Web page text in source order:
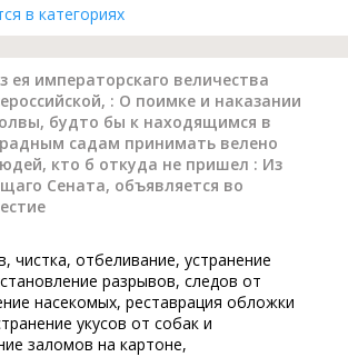
в категориях
ея императорскаго величества
: О поимке и наказании
будто бы к находящимся в
садам принимать велено
кто б откуда не пришел : Из
Сената, объявляется во
чистка, отбеливание, устранение
разрывов, следов от
насекомых, реставрация обложки
укусов от собак и
заломов на картоне,